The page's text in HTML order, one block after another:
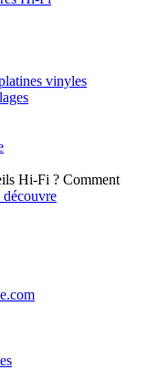
vinyles
Comment
découvre